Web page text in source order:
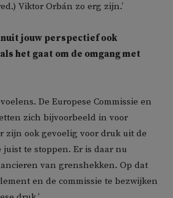
Viktor Orbán zo erg zijn.’
jouw perspectief ook
het gaat om de omgang met
De Europese Commissie en
zich bijvoorbeeld in voor
zijn ook gevoelig voor druk uit de
te stoppen. Er is daar nu
van grenshekken. Op dat
en de commissie te bezwijken